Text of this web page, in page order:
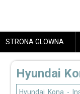
STRONA GLOWNA
Hyundai
Hyundai Kona -